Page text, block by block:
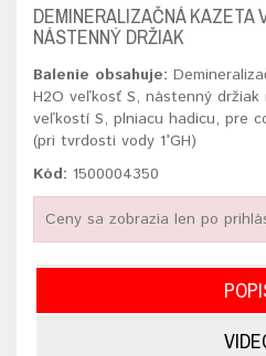
DEMINERALIZAČNÁ KAZETA
NÁSTENNÝ DRŽIAK
Balenie obsahuje:
H2O veľkosť S, nástenný
veľkostí S, plniacu hadicu, pre
(pri tvrdosti vody 1°GH)
Kód: 1500004350
Ceny sa zobrazia len po